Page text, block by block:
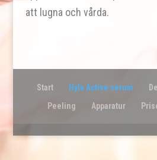
att lugna och vårda.
Start Hyla Active serum
Peeling
Apparatur